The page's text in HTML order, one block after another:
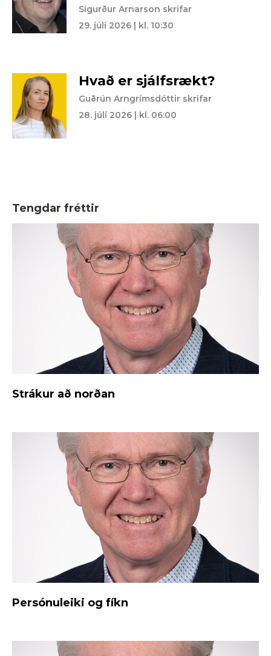
Sigurður Arnarson skrifar
29. júlí 2026 | kl. 10:30
Hvað er sjálfsrækt?
Guðrún Arngrímsdóttir skrifar
28. júlí 2026 | kl. 06:00
Tengdar fréttir
Strákur að norðan
Persónuleiki og fíkn